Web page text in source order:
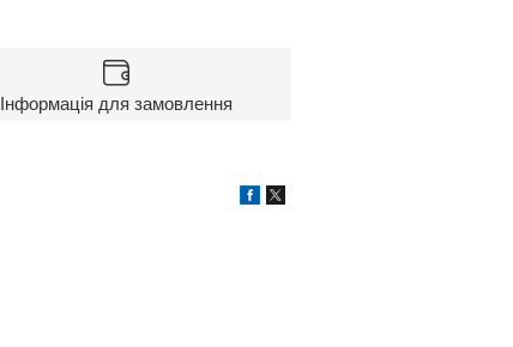
Інформація для замовлення